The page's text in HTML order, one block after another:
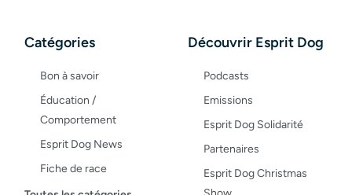
Catégories
Bon à savoir
Éducation /
Comportement
Esprit Dog News
Fiche de race
Découvrir Esprit Dog
Podcasts
Emissions
Esprit Dog Solidarité
Partenaires
Esprit Dog Christmas